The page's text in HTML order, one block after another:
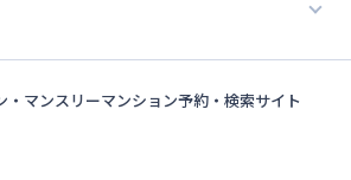
・マンスリーマンション予約・検索サイト